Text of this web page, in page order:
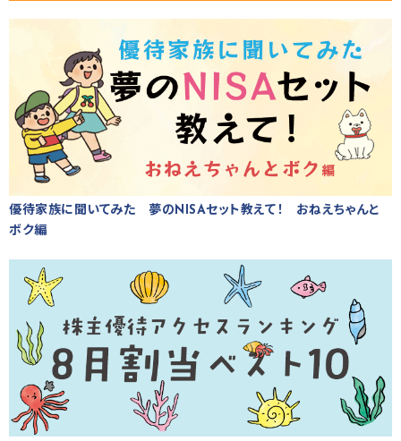
優待家族に聞いてみた 夢のNISAセット教えて！ おねえちゃんと
ボク編